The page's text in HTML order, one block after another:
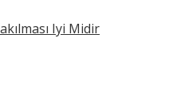
Iyi Midir